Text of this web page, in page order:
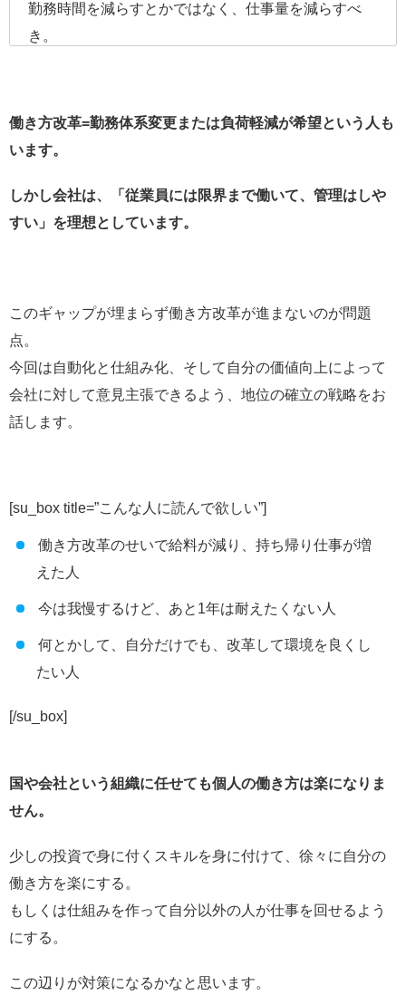
勤務時間を減らすとかではなく、仕事量を減らすべ
き。
仕事量を減らさず、早く退勤するようすすめてくるだ
ちなみに学校現場はそのポンカスの中の一つ。
働き方改革=勤務体系変更または負荷軽減が希望という人も
います。
しかし会社は、「従業員には限界まで働いて、管理はしや
すい」を理想としています。
このギャップが埋まらず働き方改革が進まないのが問題
点。
今回は自動化と仕組み化、そして自分の価値向上によって
会社に対して意見主張できるよう、地位の確立の戦略をお
話します。
[su_box title=”こんな人に読んで欲しい”]
働き方改革のせいで給料が減り、持ち帰り仕事が増
えた人
今は我慢するけど、あと1年は耐えたくない人
何とかして、自分だけでも、改革して環境を良くし
たい人
[/su_box]
国や会社という組織に任せても個人の働き方は楽になりま
せん。
少しの投資で身に付くスキルを身に付けて、徐々に自分の
働き方を楽にする。
もしくは仕組みを作って自分以外の人が仕事を回せるよう
にする。
この辺りが対策になるかなと思います。